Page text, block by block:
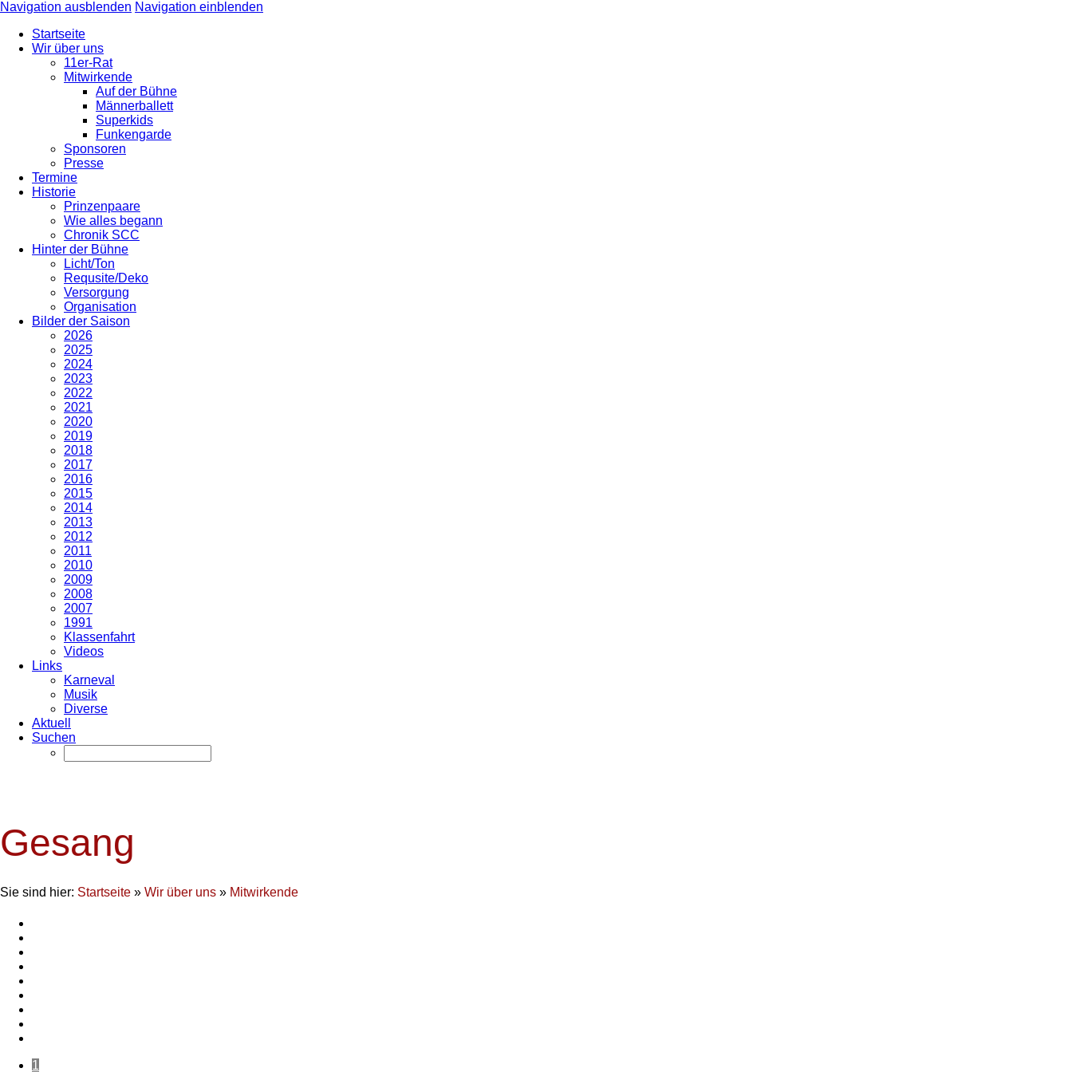
Navigation ausblenden Navigation einblenden
Startseite
Wir über uns
11er-Rat
Mitwirkende
Auf der Bühne
Männerballett
Superkids
Funkengarde
Sponsoren
Presse
Termine
Historie
Prinzenpaare
Wie alles begann
Chronik SCC
Hinter der Bühne
Licht/Ton
Requsite/Deko
Versorgung
Organisation
Bilder der Saison
2026
2025
2024
2023
2022
2021
2020
2019
2018
2017
2016
2015
2014
2013
2012
2011
2010
2009
2008
2007
1991
Klassenfahrt
Videos
Links
Karneval
Musik
Diverse
Aktuell
Suchen
Gesang
Sie sind hier: Startseite » Wir über uns » Mitwirkende
1